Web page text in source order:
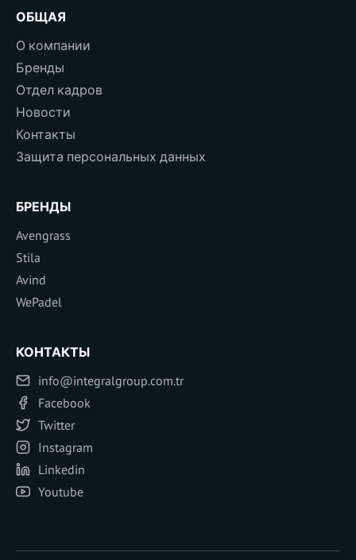
ОБЩАЯ
О компании
Бренды
Отдел кадров
Новости
Контакты
Защита персональных данных
БРЕНДЫ
Avengrass
Stila
Avind
WePadel
КОНТАКТЫ
info@integralgroup.com.tr
Facebook
Twitter
Instagram
Linkedin
Youtube